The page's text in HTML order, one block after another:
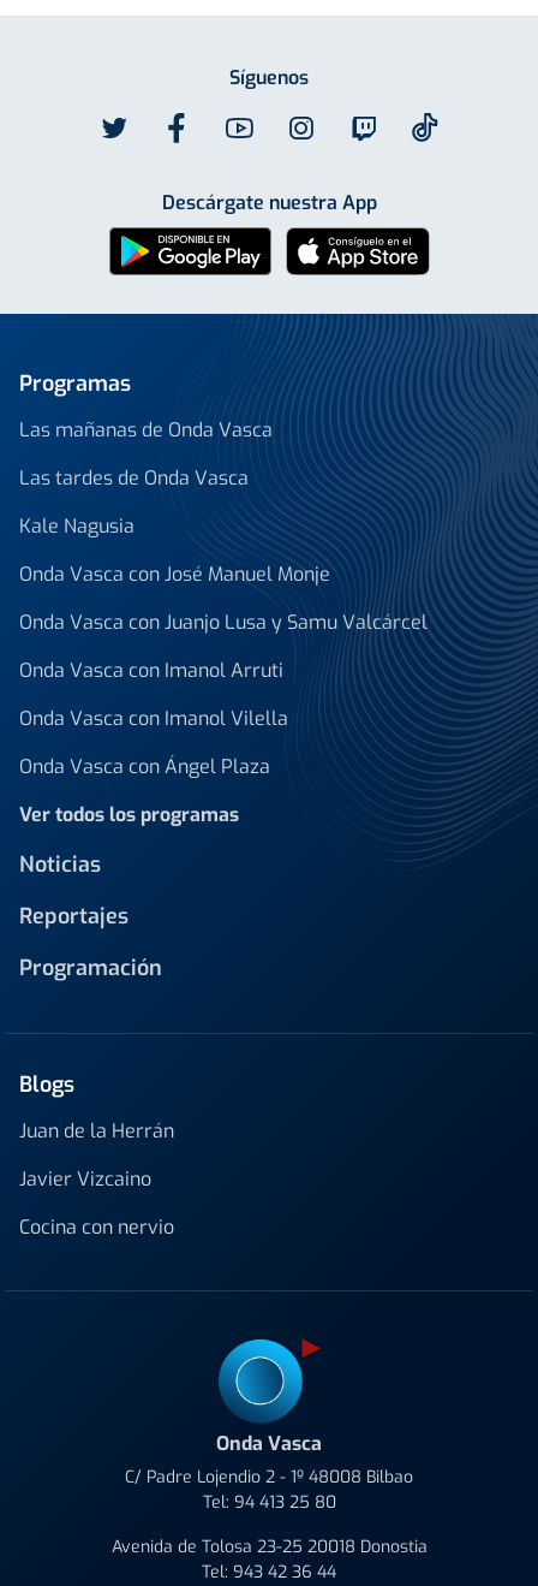
Síguenos
Descárgate nuestra App
Programas
Las mañanas de Onda Vasca
Las tardes de Onda Vasca
Kale Nagusia
Onda Vasca con José Manuel Monje
Onda Vasca con Juanjo Lusa y Samu Valcárcel
Onda Vasca con Imanol Arruti
Onda Vasca con Imanol Vilella
Onda Vasca con Ángel Plaza
Ver todos los programas
Noticias
Reportajes
Programación
Blogs
Juan de la Herrán
Javier Vizcaino
Cocina con nervio
Onda Vasca
C/ Padre Lojendio 2 - 1º 48008 Bilbao
Tel: 94 413 25 80
Avenida de Tolosa 23-25 20018 Donostia
Tel: 943 42 36 44